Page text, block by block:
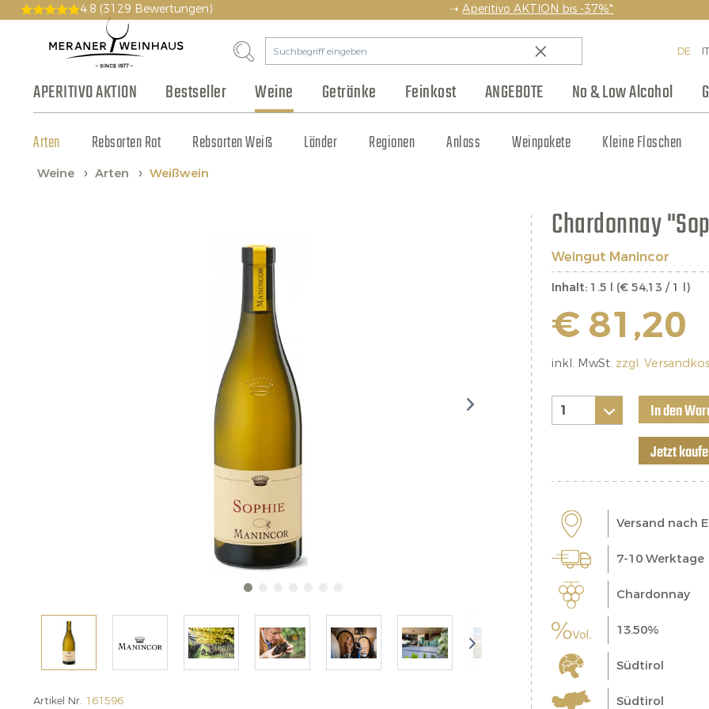
4.8 (3129 Bewertungen) ➝Aperitivo AKTION bis -37%*
DE IT
APERITIVO AKTION Bestseller Weine Getränke Feinkost ANGEBOTE No & Low Alcohol
Arten Rebsorten Rot Rebsorten Weiß Länder Regionen Anlass Weinpakete Kleine Flaschen
Bier & Cidre Fruchtsaft & Sirup Tonic & Cocktailzutaten
Wurst & Aufschnitt Käse Olivenöl & Balsamico Backwaren & Pasta Aufstriche & Chutneys Eingelegtes
Pakete Gutscheine
Geschichte Philosophie Vinothek Großhandel Team Weinhaus Club Blog Hersteller Jobs
Weine Arten Weißwein
Artikel Nr. 161596
Chardonnay
Weingut Manincor
Inhalt: 1.5 l (€ 54,13 / 1 l)
€ 81,20
inkl. MwSt. zzgl.
In den
Jetzt
Versand nach
7-10 Werktage
Chardonnay
13.50%
Südtirol
Südtirol